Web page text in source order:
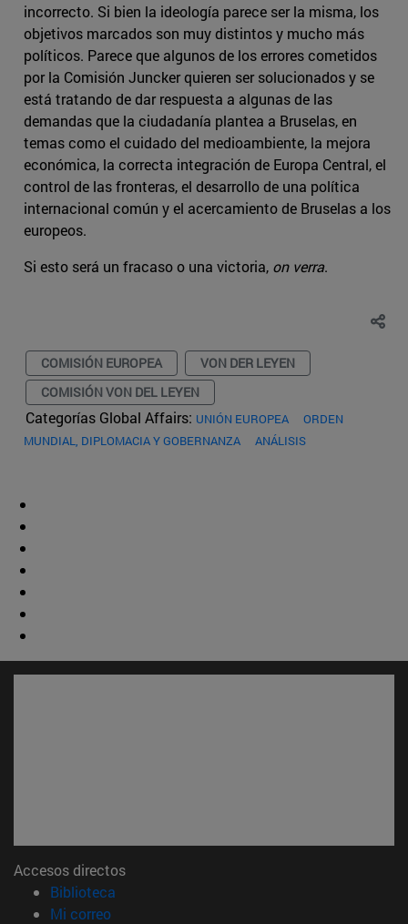
incorrecto. Si bien la ideología parece ser la misma, los
objetivos marcados son muy distintos y mucho más
políticos. Parece que algunos de los errores cometidos
por la Comisión Juncker quieren ser solucionados y se
está tratando de dar respuesta a algunas de las
demandas que la ciudadanía plantea a Bruselas, en
temas como el cuidado del medioambiente, la mejora
económica, la correcta integración de Europa Central, el
control de las fronteras, el desarrollo de una política
internacional común y el acercamiento de Bruselas a los
europeos.
Si esto será un fracaso o una victoria, on verra.
COMISIÓN EUROPEA
VON DER LEYEN
COMISIÓN VON DEL LEYEN
Categorías Global Affairs: UNIÓN EUROPEA
ORDEN
MUNDIAL, DIPLOMACIA Y GOBERNANZA
ANÁLISIS
Accesos directos
Biblioteca
Mi correo(abre en nueva ventana)